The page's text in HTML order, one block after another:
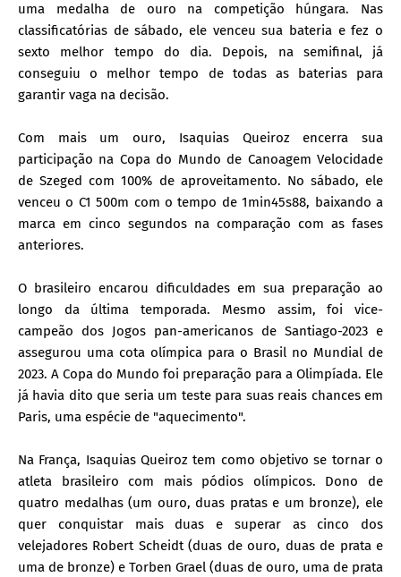
uma medalha de ouro na competição húngara. Nas
classificatórias de sábado, ele venceu sua bateria e fez o
sexto melhor tempo do dia. Depois, na semifinal, já
conseguiu o melhor tempo de todas as baterias para
garantir vaga na decisão.
Com mais um ouro, Isaquias Queiroz encerra sua
participação na Copa do Mundo de Canoagem Velocidade
de Szeged com 100% de aproveitamento. No sábado, ele
venceu o C1 500m com o tempo de 1min45s88, baixando a
marca em cinco segundos na comparação com as fases
anteriores.
O brasileiro encarou dificuldades em sua preparação ao
longo da última temporada. Mesmo assim, foi vice-
campeão dos Jogos pan-americanos de Santiago-2023 e
assegurou uma cota olímpica para o Brasil no Mundial de
2023. A Copa do Mundo foi preparação para a Olimpíada. Ele
já havia dito que seria um teste para suas reais chances em
Paris, uma espécie de "aquecimento".
Na França, Isaquias Queiroz tem como objetivo se tornar o
atleta brasileiro com mais pódios olímpicos. Dono de
quatro medalhas (um ouro, duas pratas e um bronze), ele
quer conquistar mais duas e superar as cinco dos
velejadores Robert Scheidt (duas de ouro, duas de prata e
uma de bronze) e Torben Grael (duas de ouro, uma de prata